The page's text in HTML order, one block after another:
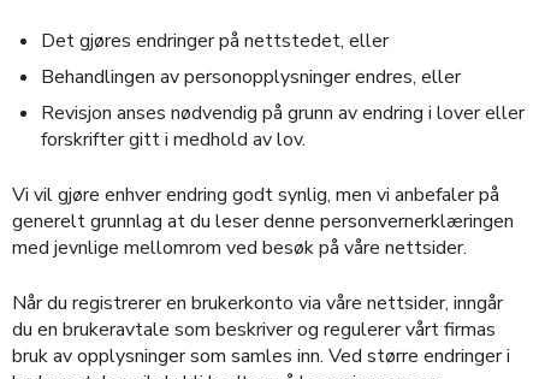
Det gjøres endringer på nettstedet, eller
Behandlingen av personopplysninger endres, eller
Revisjon anses nødvendig på grunn av endring i lover eller
forskrifter gitt i medhold av lov.
Vi vil gjøre enhver endring godt synlig, men vi anbefaler på
generelt grunnlag at du leser denne personvernerklæringen
med jevnlige mellomrom ved besøk på våre nettsider.
Når du registrerer en brukerkonto via våre nettsider, inngår
du en brukeravtale som beskriver og regulerer vårt firmas
bruk av opplysninger som samles inn. Ved større endringer i